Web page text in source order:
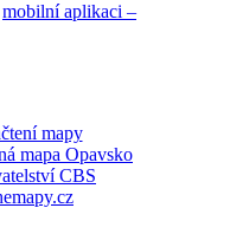
mobilní aplikaci –
mapy
CBS